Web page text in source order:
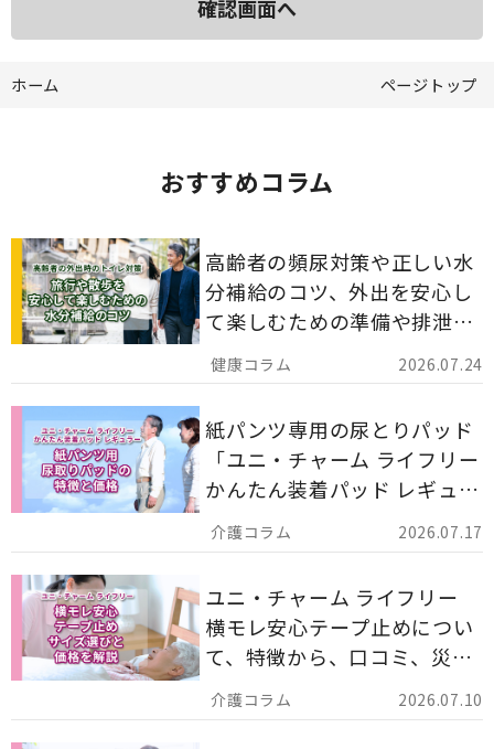
ホーム ページトップ
おすすめコラム
2026.07.24
高齢者の頻尿対策や正しい水
分補給のコツ、外出を安心し
て楽しむための準備や排泄ケ
ア用品の選び方を解説しま
す。
2026.07.17
紙パンツ専用の尿とりパッド
「ユニ・チャーム ライフリー
かんたん装着パッド レギュラ
ー 計162枚」について解説し
ます。
2026.07.10
ユニ・チャーム ライフリー
横モレ安心テープ止めについ
て、特徴から、口コミ、災害
備蓄としての活用法まで分か
りやすく解説します。